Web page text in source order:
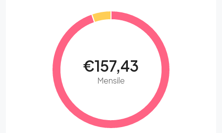
€157,43
Mensile